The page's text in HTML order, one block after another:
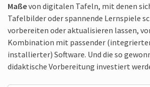
Maßevon digitalen Tafeln, mit denen
Tafel­bilder oder spannende Lern­spiele
vorbereiten oder aktualisieren lassen,
Kombination mit passender
installierter) Software. Und die so
didaktische Vorbereitung investiert